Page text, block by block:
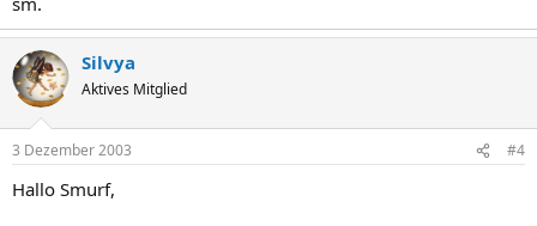
Silvya
Aktives Mitglied
3 Dezember 2003 #4
Hallo Smurf,